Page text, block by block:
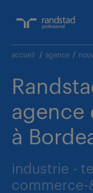
accueil / agence /
agence
à
industrie -
commerce-